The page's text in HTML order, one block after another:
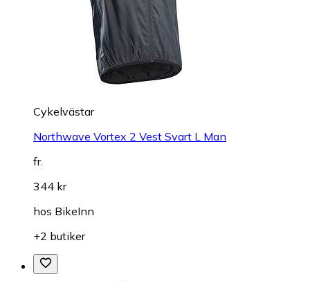
Cykelvästar
Northwave Vortex 2 Vest Svart L Man
fr.
344 kr
hos BikeInn
+2 butiker